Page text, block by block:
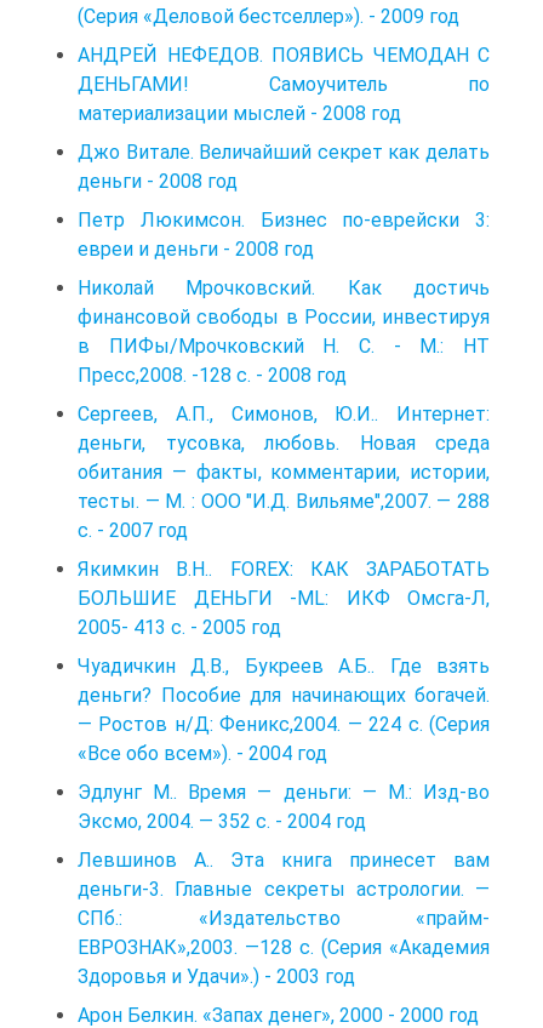
(Серия «Деловой бестселлер»). - 2009 год
АНДРЕЙ НЕФЕДОВ. ПОЯВИСЬ ЧЕМОДАН С
ДЕНЬГАМИ! Самоучитель по
материализации мыслей - 2008 год
Джо Витале. Величайший секрет как делать
деньги - 2008 год
Петр Люкимсон. Бизнес по-еврейски 3:
евреи и деньги - 2008 год
Николай Мрочковский. Как достичь
финансовой свободы в России, инвестируя
в ПИФы/Мрочковский Н. С. - М.: НТ
Пресс,2008. -128 с. - 2008 год
Сергеев, А.П., Симонов, Ю.И.. Интернет:
деньги, тусовка, любовь. Новая среда
обитания — факты, комментарии, истории,
тесты. — М. : ООО "И.Д. Вильяме",2007. — 288
с. - 2007 год
Якимкин В.Н.. FOREX: КАК ЗАРАБОТАТЬ
БОЛЬШИЕ ДЕНЬГИ -ML: ИКФ Омсга-Л,
2005- 413 с. - 2005 год
Чуадичкин Д.В., Букреев А.Б.. Где взять
деньги? Пособие для начинающих богачей.
— Ростов н/Д: Феникс,2004. — 224 с. (Серия
«Все обо всем»). - 2004 год
Эдлунг М.. Время — деньги: — М.: Изд-во
Эксмо, 2004. — 352 с. - 2004 год
Левшинов А.. Эта книга принесет вам
деньги-3. Главные секреты астрологии. —
СПб.: «Издательство «прайм-
ЕВРОЗНАК»,2003. —128 с. (Серия «Академия
Здоровья и Удачи».) - 2003 год
Арон Белкин. «Запах денег», 2000 - 2000 год